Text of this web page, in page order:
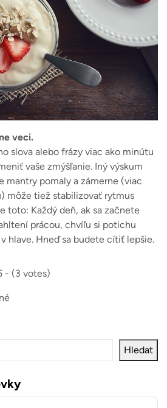
veci.
slova alebo frázy viac ako minútu
vaše zmýšľanie. Iný výskum
mantry pomaly a zámerne (viac
môže tiež stabilizovať rytmus
toto: Každý deň, ak sa začnete
prácou, chvíľu si potichu
hlave. Hneď sa budete cítiť lepšie.
- (3 votes)
Hledat